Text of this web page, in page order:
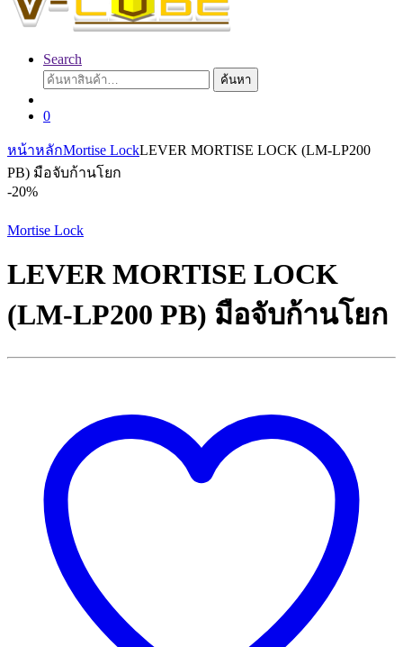
Search
ค้นหา:
ค้นหา
0
หน้าหลักMortise LockLEVER MORTISE LOCK (LM-LP200
PB) มือจับก้านโยก
-20%
Mortise Lock
LEVER MORTISE LOCK
(LM-LP200 PB) มือจับก้านโยก